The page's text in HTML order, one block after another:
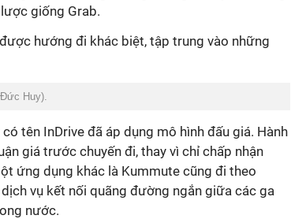
giống Grab.
hướng đi khác biệt, tập trung vào những
Huy).
tên InDrive đã áp dụng mô hình đấu giá. Hành
giá trước chuyến đi, thay vì chỉ chấp nhận
ứng dụng khác là Kummute cũng đi theo
vụ kết nối quãng đường ngắn giữa các ga
nước.